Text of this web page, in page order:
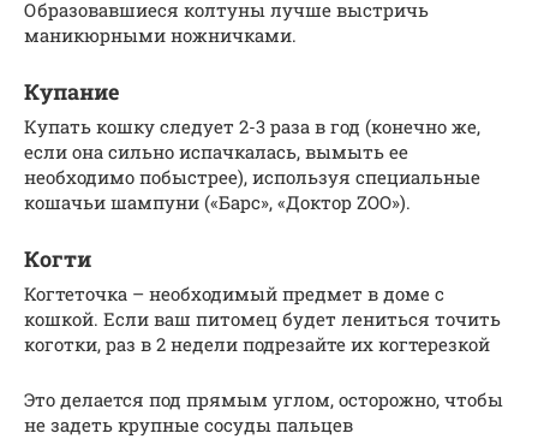
Образовавшиеся колтуны лучше выстричь
маникюрными ножничками.
Купание
Купать кошку следует 2-3 раза в год (конечно же,
если она сильно испачкалась, вымыть ее
необходимо побыстрее), используя специальные
кошачьи шампуни («Барс», «Доктор ZOO»).
Когти
Когтеточка – необходимый предмет в доме с
кошкой. Если ваш питомец будет лениться точить
коготки, раз в 2 недели подрезайте их когтерезкой
Это делается под прямым углом, осторожно, чтобы
не задеть крупные сосуды пальцев